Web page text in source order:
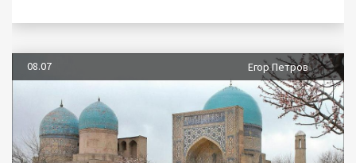
08.07 Егор Петров